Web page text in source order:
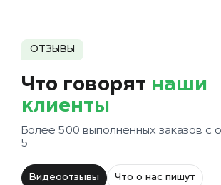
ОТЗЫВЫ
Что говорят наши
клиенты
Более 500 выполненных заказов с
5
Видеоотзывы Что о нас пишут